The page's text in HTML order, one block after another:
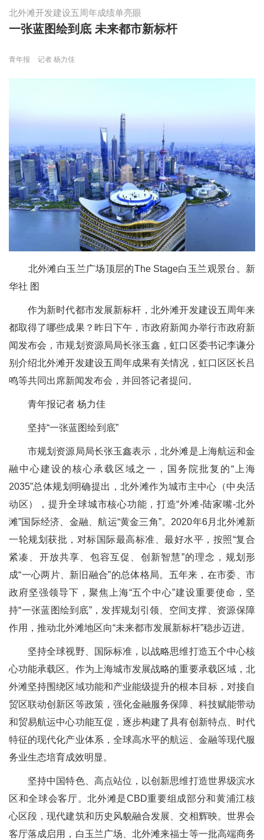
北外滩开发建设五周年成绩单亮眼
一张蓝图绘到底 未来都市新标杆
青年报 记者 杨力佳
北外滩白玉兰广场顶层的The Stage白玉兰观景台。新
华社 图
作为新时代都市发展新标杆，北外滩开发建设五周年来
都取得了哪些成果？昨日下午，市政府新闻办举行市政府新
闻发布会，市规划资源局局长张玉鑫，虹口区委书记李谦分
别介绍北外滩开发建设五周年成果有关情况，虹口区区长吕
鸣等共同出席新闻发布会，并回答记者提问。
青年报记者 杨力佳
坚持“一张蓝图绘到底”
市规划资源局局长张玉鑫表示，北外滩是上海航运和金
融中心建设的核心承载区域之一，国务院批复的“上海
2035”总体规划明确提出，北外滩作为城市主中心（中央活
动区），提升全球城市核心功能，打造“外滩-陆家嘴-北外
滩”国际经济、金融、航运“黄金三角”。2020年6月北外滩新
一轮规划获批，对标国际最高标准、最好水平，按照“复合
紧凑、开放共享、包容互促、创新智慧”的理念，规划形
成“一心两片、新旧融合”的总体格局。五年来，在市委、市
政府坚强领导下，聚焦上海“五个中心”建设重要使命，坚
持“一张蓝图绘到底”，发挥规划引领、空间支撑、资源保障
作用，推动北外滩地区向“未来都市发展新标杆”稳步迈进。
坚持全球视野、国际标准，以战略思维打造五个中心核
心功能承载区。作为上海城市发展战略的重要承载区域，北
外滩坚持围绕区域功能和产业能级提升的根本目标，对接自
贸区联动创新区等政策，强化金融服务保障、科技赋能带动
和贸易航运中心功能互促，逐步构建了具有创新特点、时代
特征的现代化产业体系，全球高水平的航运、金融等现代服
务业生态培育成效明显。
坚持中国特色、高点站位，以创新思维打造世界级滨水
区和全球会客厅。北外滩是CBD重要组成部分和黄浦江核
心区段，现代建筑和历史风貌融合发展、交相辉映。世界会
客厅落成启用，白玉兰广场、北外滩来福士等一批高端商务